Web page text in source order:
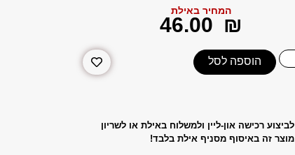
המחיר באילת
‎46.00 ₪
הוספה לסל
לביצוע רכישה און-ליין ולמשלוח באילת או לשריון
מוצר זה באיסוף מסניף אילת בלבד!